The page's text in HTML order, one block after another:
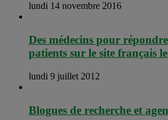
lundi 14 novembre 2016
Des médecins pour
patients sur le site français
lundi 9 juillet 2012
Blogues de recherche et